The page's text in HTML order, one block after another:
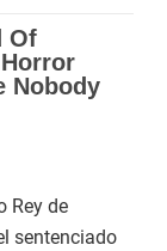
Rey de
sentenciado